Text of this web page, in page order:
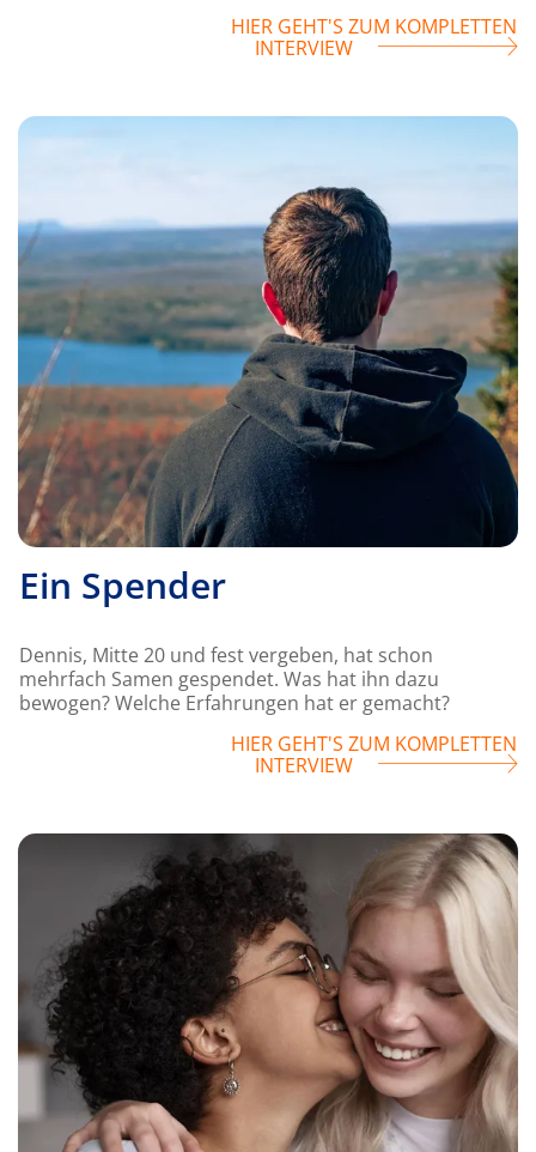
HIER GEHT'S ZUM KOMPLETTEN
INTERVIEW
Ein Spender
Dennis, Mitte 20 und fest vergeben, hat schon
mehrfach Samen gespendet. Was hat ihn dazu
bewogen? Welche Erfahrungen hat er gemacht?
HIER GEHT'S ZUM KOMPLETTEN
INTERVIEW